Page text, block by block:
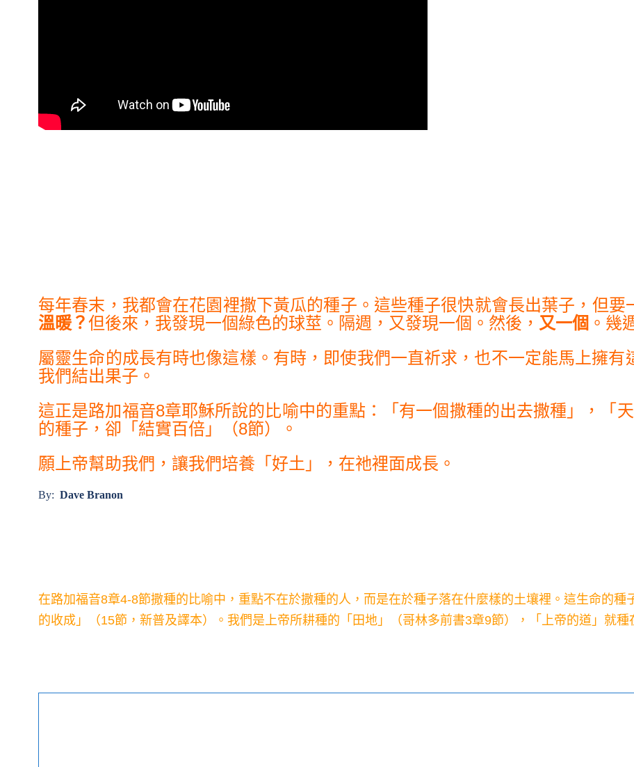
每年春末，我都會在花園裡撒下黃瓜的種子。這些種子很快就會長出葉子，但
溫暖？但後來，我發現一個綠色的球莖。隔週，又發現一個。然後， 又一個 。幾
屬靈生命的成長有時也像這樣。有時，即使我們一直祈求，也不一定能馬上擁
我們結出果子。
這正是路加福音8章耶穌所說的比喻中的重點：「有一個撒種的出去撒種」，
的種子，卻「結實百倍」（8節）。
願上帝幫助我們，讓我們培養「好土」，在祂裡面成長。
By: Dave Branon
在路加福音8章4-8節撒種的比喻中，重點不在於撒種的人，而是在於種子落在什麼樣的土壤裡。這生命的
的收成」（15節，新普及譯本）。我們是上帝所耕種的「田地」（哥林多前書3章9節），「上帝的道」就